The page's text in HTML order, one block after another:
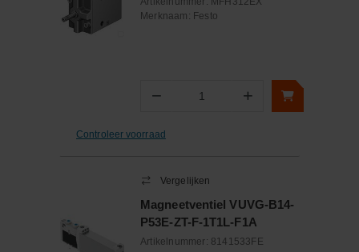
Merknaam: Festo
− Aantal +
Controleer voorraad
Vergelijken
Magneetventiel VUVG-B14-
P53E-ZT-F-1T1L-F1A
Artikelnummer: 8141533FE